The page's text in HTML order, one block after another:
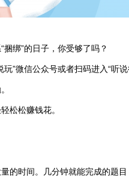
绑”的日子，你受够了吗？
”微信公众号或者扫码进入“听
松松赚钱花。
的时间。几分钟就能完成的题目